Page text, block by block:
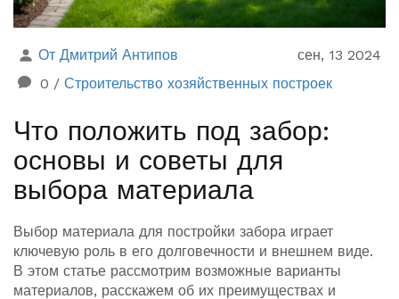
От Дмитрий Антипов
сен, 13 2024
0 / Строительство хозяйственных построек
Что положить под забор:
основы и советы для
выбора материала
Выбор материала для постройки забора играет
ключевую роль в его долговечности и внешнем виде.
В этом статье рассмотрим возможные варианты
материалов, расскажем об их преимуществах и